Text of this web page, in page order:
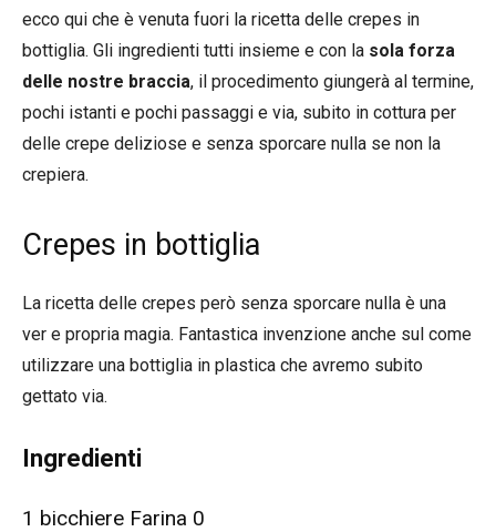
ecco qui che è venuta fuori la ricetta delle crepes in
bottiglia. Gli ingredienti tutti insieme e con la sola forza
delle nostre braccia, il procedimento giungerà al termine,
pochi istanti e pochi passaggi e via, subito in cottura per
delle crepe deliziose e senza sporcare nulla se non la
crepiera.
Crepes in bottiglia
La ricetta delle crepes però senza sporcare nulla è una
ver e propria magia. Fantastica invenzione anche sul come
utilizzare una bottiglia in plastica che avremo subito
gettato via.
Ingredienti
1 bicchiere Farina 0